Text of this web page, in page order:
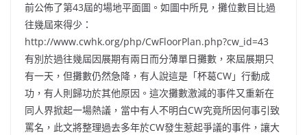
前公佈了第43屆的場地平面圖。如圖中所見，攤位數目比過
往幾屆來得少：
http://www.cwhk.org/php/CwFloorPlan.php?cw_id=43
有別於過往幾屆因展期有兩日而分薄單日攤數，來屆展期只
有一天，但攤數仍然急降，有人說這是「杯葛CW」行動成
功，有人則歸功於其他原因。這次攤數激減的事件又重新在
同人界掀起一場熱議，當中有人不明白CW究竟所因何事引致
罵名，此文將整理過去多年於CW發生惹起爭議的事件，讓大